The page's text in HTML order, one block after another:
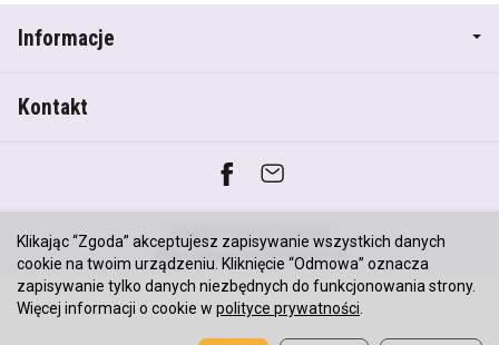
Informacje
Kontakt
*) brutto +
koszty dostawy
Sklep internetowy SOTESHOP AI
Klikając “Zgoda” akceptujesz zapisywanie wszystkich danych
cookie na twoim urządzeniu. Kliknięcie “Odmowa” oznacza
zapisywanie tylko danych niezbędnych do funkcjonowania strony.
Więcej informacji o cookie w polityce prywatności